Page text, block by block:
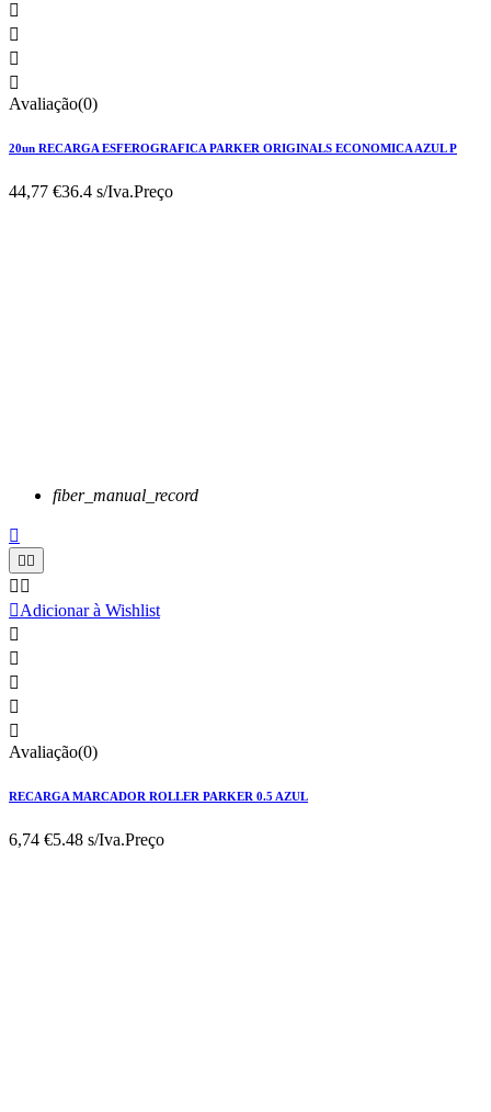




Avaliação(0)
20un RECARGA ESFEROGRAFICA PARKER ORIGINALS ECONOMICA AZUL P
44,77 €36.4 s/Iva.Preço
fiber_manual_record

 
 
Adicionar à Wishlist





Avaliação(0)
RECARGA MARCADOR ROLLER PARKER 0.5 AZUL
6,74 €5.48 s/Iva.Preço